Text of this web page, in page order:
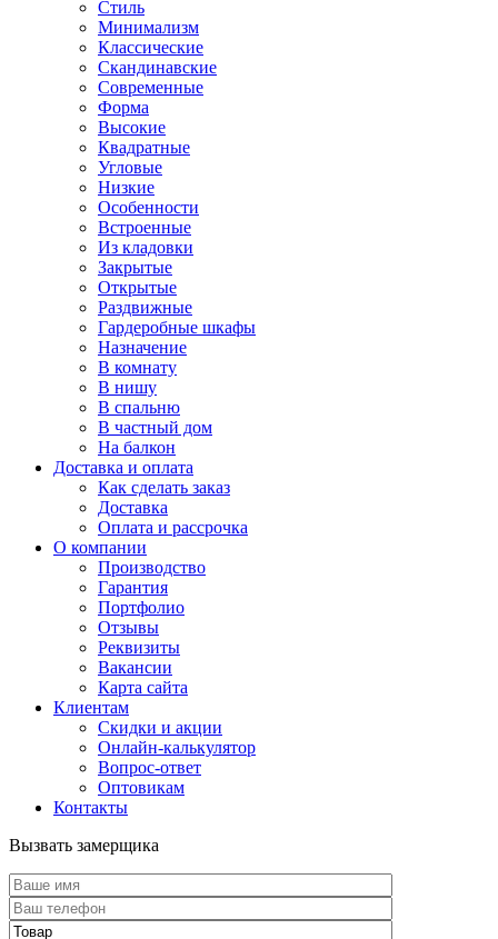
Стиль
Минимализм
Классические
Скандинавские
Современные
Форма
Высокие
Квадратные
Угловые
Низкие
Особенности
Встроенные
Из кладовки
Закрытые
Открытые
Раздвижные
Гардеробные шкафы
Назначение
В комнату
В нишу
В спальню
В частный дом
На балкон
Доставка и оплата
Как сделать заказ
Доставка
Оплата и рассрочка
О компании
Производство
Гарантия
Портфолио
Отзывы
Реквизиты
Вакансии
Карта сайта
Клиентам
Скидки и акции
Онлайн-калькулятор
Вопрос-ответ
Оптовикам
Контакты
Вызвать замерщика